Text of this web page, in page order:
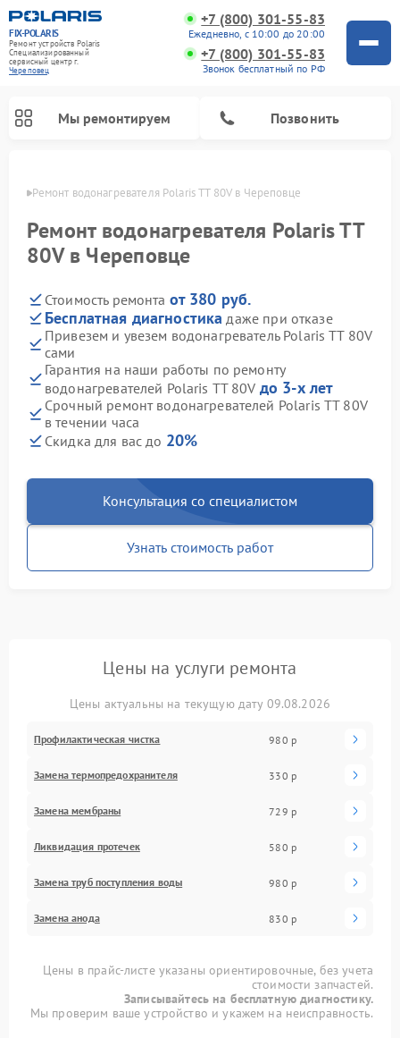
FIX-POLARIS
Ремонт устройств Polaris
Специализированный
cервисный центр г.
Череповец
+7 (800) 301-55-83
Ежедневно, с 10:00 до 20:00
+7 (800) 301-55-83
Звонок бесплатный по РФ
Мы ремонтируем Позвонить
Ремонт водонагревателя Polaris TT 80V в Череповце
Ремонт водонагревателя Polaris TT
80V в Череповце
Стоимость ремонта от 380 руб.
Бесплатная диагностика даже при отказе
Привезем и увезем водонагреватель Polaris TT 80V
сами
Гарантия на наши работы по ремонту
водонагревателей Polaris TT 80V до 3-х лет
Срочный ремонт водонагревателей Polaris TT 80V
в течении часа
Скидка для вас до 20%
Консультация со специалистом
Узнать стоимость работ
Цены на услуги ремонта
Цены актуальны на текущую дату 09.08.2026
Профилактическая чистка 980 р
Замена термопредохранителя 330 р
Замена мембраны 729 р
Ликвидация протечек 580 р
Замена труб поступления воды 980 р
Замена анода 830 р
Цены в прайс-листе указаны ориентировочные, без учета
стоимости запчастей.
Записывайтесь на бесплатную диагностику.
Мы проверим ваше устройство и укажем на неисправность.